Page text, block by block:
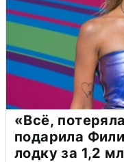
«Всё,
подарила
лодку за 1,2